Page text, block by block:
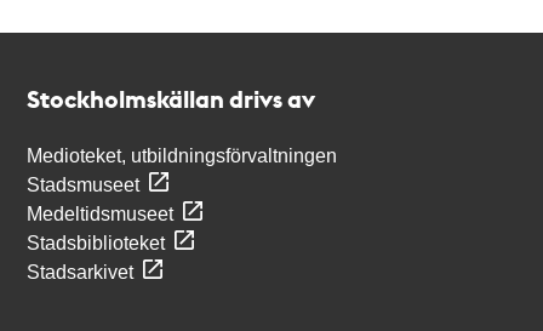
Stockholmskällan drivs av
Medioteket, utbildningsförvaltningen
Stadsmuseet
Medeltidsmuseet
Stadsbiblioteket
Stadsarkivet